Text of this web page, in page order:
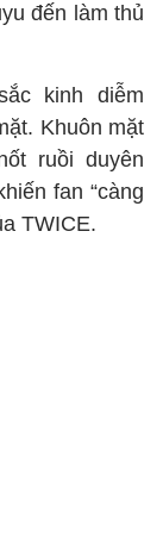
đến làm thủ
kinh diễm
Khuôn mặt
ruồi duyên
fan “càng
TWICE.